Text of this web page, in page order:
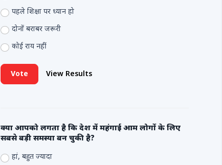
पहले शिक्षा पर ध्यान हो
दोनों बराबर जरूरी
कोई राय नहीं
Vote View Results
क्या आपको लगता है कि देश में महंगाई आम लोगों के लिए
सबसे बड़ी समस्या बन चुकी है?
हां, बहुत ज्यादा